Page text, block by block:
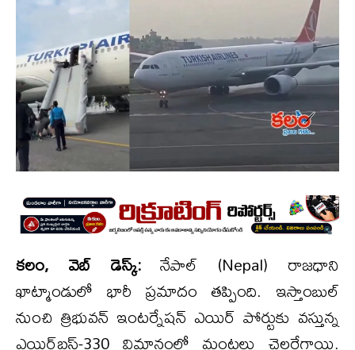
కలం, వెబ్ డెస్క్:నేపాల్ (Nepal) రాజధాని
ఖాట్మాండులో భారీ ప్రమాదం తప్పింది. ఇస్తాంబుల్
నుంచి త్రిభువన్ ఇంటర్నేషన్ ఎయిర్ పోర్టుకు వస్తున్న